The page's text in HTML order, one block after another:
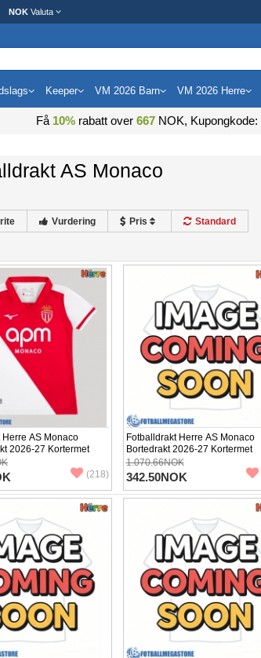
NOK Valuta
Keeper VM 2026 Barn VM 2026 Herre
Få 10%rabatt over 667NOK, Kupongkode:
AS Monaco
Vurdering Pris Standard
Herre AS Monaco
2026-27 Kortermet
(218)
Fotballdrakt Herre AS Monaco
Bortedrakt 2026-27 Kortermet
1.070.66NOK
342.50NOK